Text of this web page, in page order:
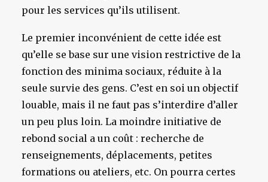
pour les services qu’ils utilisent.
Le premier inconvénient de cette idée est
qu’elle se base sur une vision restrictive de la
fonction des minima sociaux, réduite à la
seule survie des gens. C’est en soi un objectif
louable, mais il ne faut pas s’interdire d’aller
un peu plus loin. La moindre initiative de
rebond social a un coût : recherche de
renseignements, déplacements, petites
formations ou ateliers, etc. On pourra certes